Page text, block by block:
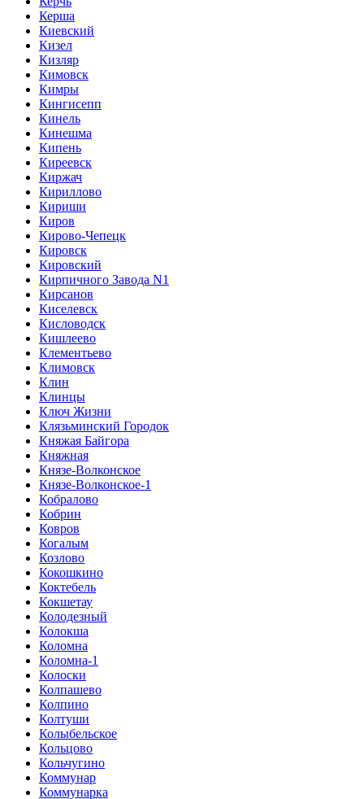
Керша
Киевский
Кизел
Кизляр
Кимовск
Кимры
Кингисепп
Кинель
Кинешма
Кипень
Киреевск
Киржач
Кириллово
Кириши
Киров
Кирово-Чепецк
Кировск
Кировский
Кирпичного Завода N1
Кирсанов
Киселевск
Кисловодск
Кишлеево
Клементьево
Климовск
Клин
Клинцы
Ключ Жизни
Клязьминский Городок
Княжая Байгора
Княжная
Князе-Волконское
Князе-Волконское-1
Кобралово
Кобрин
Ковров
Когалым
Козлово
Кокошкино
Коктебель
Кокшетау
Колодезный
Колокша
Коломна
Коломна-1
Колоски
Колпашево
Колпино
Колтуши
Колыбельское
Кольцово
Кольчугино
Коммунар
Коммунарка